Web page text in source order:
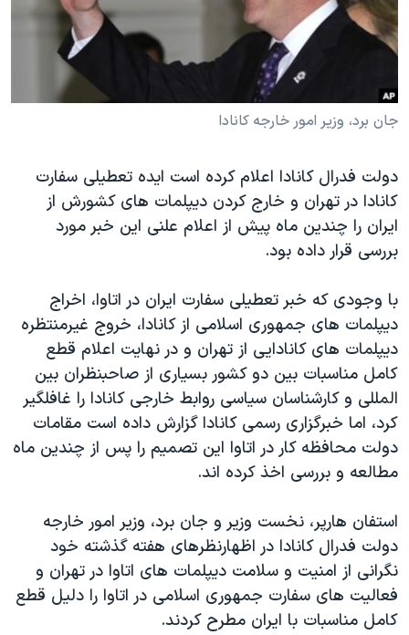
فرهنگ و زندگی
حقوق شهروندی
علم و فناوری
گالری عکس
آرشیو پخش زنده
مستندها
انتخابات ریاست جمهوری آمریکا ۲۰۲۴
حمله جمهوری اسلامی به اسرائیل
رمز مهسا
اعتراضات زن، زندگی، آزادی
مجموعه مستندهای دادخواهی
تریبونال مردمی آبان ۹۸
چهل سال گروگان‌گیری
قانون شفافیت دارائی کادر رهبری ایران
اعتراضات مردمی آبان ۹۸
اسرائیل در جنگ
نرگس محمدی برنده جایزه نوبل صلح
همایش محافظه‌کاران آمریکا «سی‌پک»
سفر پرزیدنت ترامپ به چین
دنبال کنید
جان برد، وزیر امور خارجه کانادا
دولت فدرال کانادا اعلام کرده است ایده تعطیلی سفارت
کانادا در تهران و خارج کردن دیپلمات های کشورش از
ایران را چندین ماه پیش از اعلام علنی این خبر مورد
بررسی قرار داده بود.
با وجودی که خبر تعطیلی سفارت ایران در اتاوا، اخراج
دیپلمات های جمهوری اسلامی از کانادا، خروج غیرمنتظره
دیپلمات های کانادایی از تهران و در نهایت اعلام قطع
کامل مناسبات بین دو کشور بسیاری از صاحبنظران بین
المللی و کارشناسان سیاسی روابط خارجی کانادا را غافلگیر
کرد، اما خبرگزاری رسمی کانادا گزارش داده است مقامات
دولت محافظه کار در اتاوا این تصمیم را پس از چندین ماه
مطالعه و بررسی اخذ کرده اند.
استفان هارپر، نخست وزیر و جان برد، وزیر امور خارجه
دولت فدرال کانادا در اظهارنظرهای هفته گذشته خود
نگرانی از امنیت و سلامت دیپلمات های اتاوا در تهران و
فعالیت های سفارت جمهوری اسلامی در اتاوا را دلیل قطع
کامل مناسبات با ایران مطرح کردند.